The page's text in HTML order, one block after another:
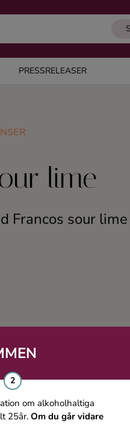
PRESSRELEASER
om alkoholhaltiga
25år.Om du går vidare
lime
Francos sour lime